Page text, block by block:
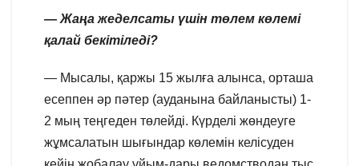
— Жаңа жеделсаты үшін төлем көлемі
қалай бекітіледі?
— Мысалы, қаржы 15 жылға алынса, орташа
есеппен әр пәтер (ауданына байланысты) 1-
2 мың теңгеден төлейді. Күрделі жөндеуге
жұмсалатын шығындар көлемін келісуден